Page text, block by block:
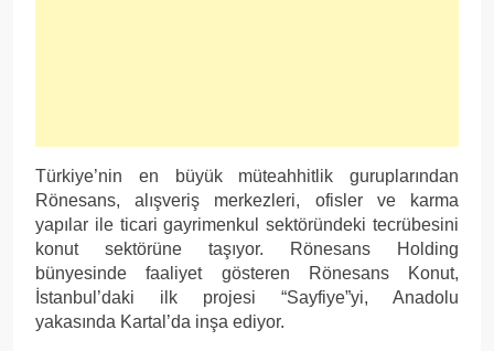
Türkiye’nin en büyük müteahhitlik guruplarından
Rönesans, alışveriş merkezleri, ofisler ve karma
yapılar ile ticari gayrimenkul sektöründeki tecrübesini
konut sektörüne taşıyor. Rönesans Holding
bünyesinde faaliyet gösteren Rönesans Konut,
İstanbul’daki ilk projesi “Sayfiye”yi, Anadolu
yakasında Kartal’da inşa ediyor.